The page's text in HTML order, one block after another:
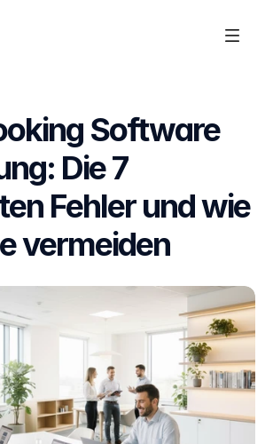
Software
Die 7
Fehler und wie
vermeiden